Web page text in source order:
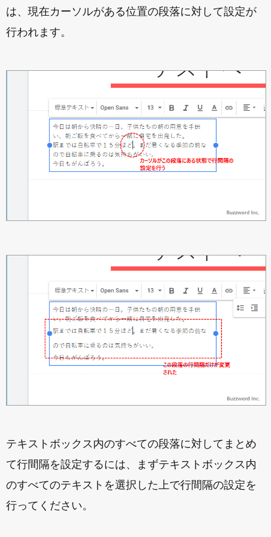
は、現在カーソルがある位置の段落に対して設定が
行われます。
テキストボックス内のすべての段落に対してまとめ
て行間隔を設定するには、まずテキストボックス内
のすべてのテキストを選択した上で行間隔の設定を
行ってください。